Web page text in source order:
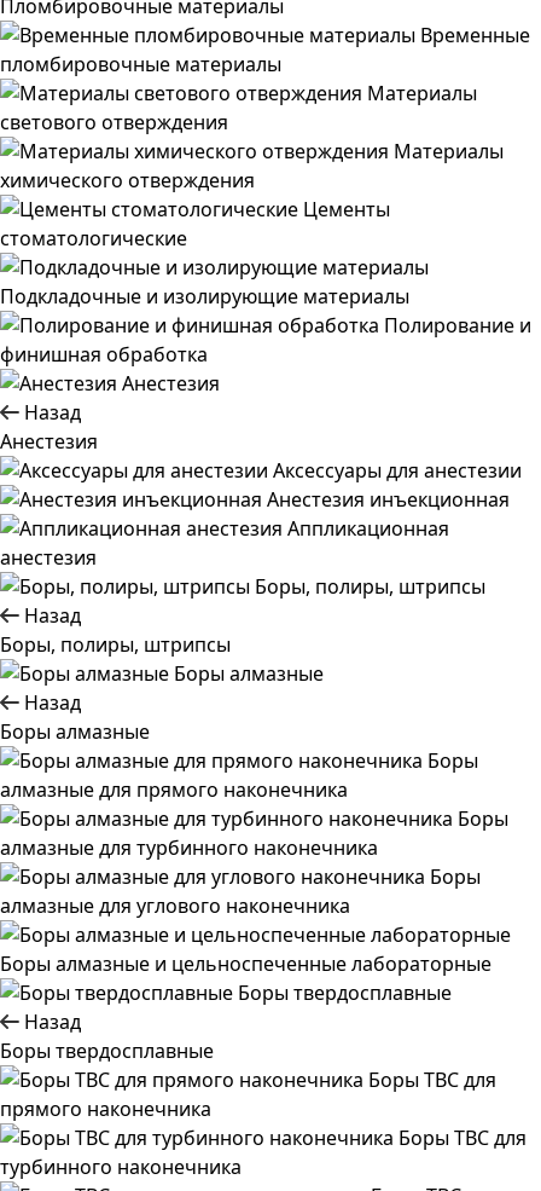
Пломбировочные материалы
Временные
пломбировочные материалы
Материалы
светового отверждения
Материалы
химического отверждения
Цементы
стоматологические
Подкладочные и изолирующие материалы
Полирование и
финишная обработка
Анестезия
Назад
Анестезия
Аксессуары для анестезии
Анестезия инъекционная
Аппликационная
анестезия
Боры, полиры, штрипсы
Назад
Боры, полиры, штрипсы
Боры алмазные
Назад
Боры алмазные
Боры
алмазные для прямого наконечника
Боры
алмазные для турбинного наконечника
Боры
алмазные для углового наконечника
Боры алмазные и цельноспеченные лабораторные
Боры твердосплавные
Назад
Боры твердосплавные
Боры ТВС для
прямого наконечника
Боры ТВС для
турбинного наконечника